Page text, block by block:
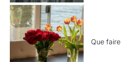
Que faire